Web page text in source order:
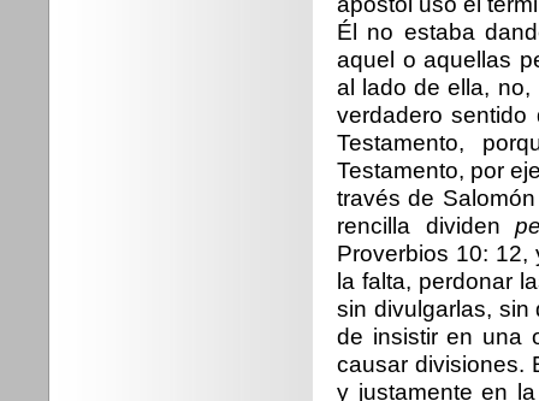
Él no estaba
aquel o aquellas
al lado de ella,
verdadero
Testamento,
Testamento, por
través de
rencilla dividen
Proverbios 10: 12,
la falta, perdonar
sin divulgarlas, sin
de insistir en una
causar divisiones.
y justamente en